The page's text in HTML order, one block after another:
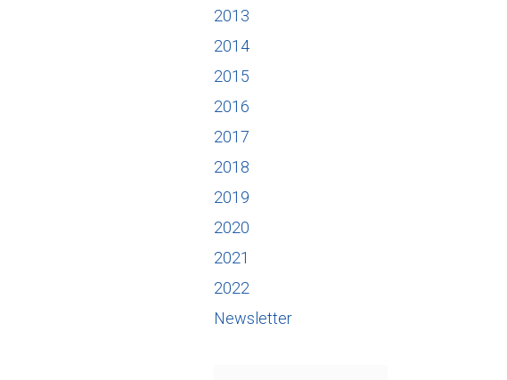
2013
2014
2015
2016
2017
2018
2019
2020
2021
2022
Newsletter